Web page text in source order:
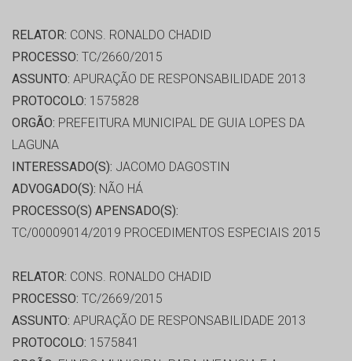
RELATOR: CONS. RONALDO CHADID
PROCESSO: TC/2660/2015
ASSUNTO: APURAÇÃO DE RESPONSABILIDADE 2013
PROTOCOLO: 1575828
ORGÃO: PREFEITURA MUNICIPAL DE GUIA LOPES DA
LAGUNA
INTERESSADO(S): JACOMO DAGOSTIN
ADVOGADO(S): NÃO HÁ
PROCESSO(S) APENSADO(S):
TC/00009014/2019 PROCEDIMENTOS ESPECIAIS 2015
RELATOR: CONS. RONALDO CHADID
PROCESSO: TC/2669/2015
ASSUNTO: APURAÇÃO DE RESPONSABILIDADE 2013
PROTOCOLO: 1575841